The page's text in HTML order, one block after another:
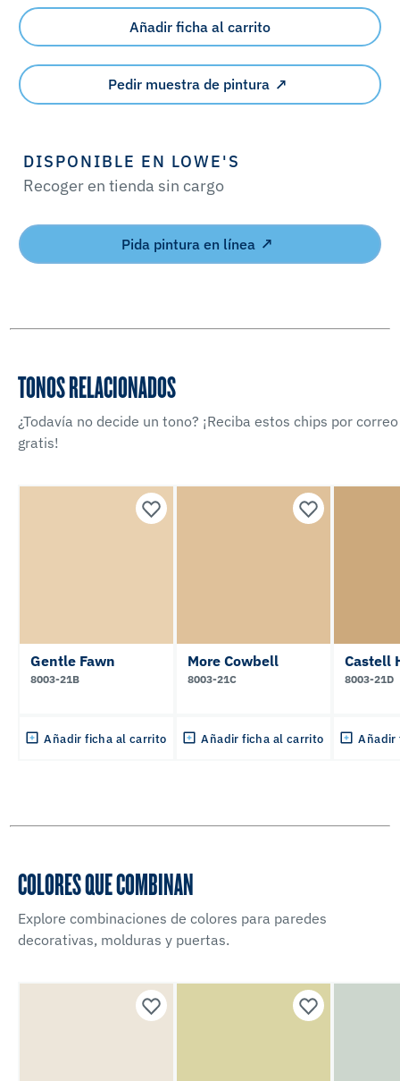
Añadir ficha al carrito
Pedir muestra de pintura
DISPONIBLE EN LOWE'S
Recoger en tienda sin cargo
Pida pintura en línea
TONOS RELACIONADOS
¿Todavía no decide un tono? ¡Reciba estos chips por correo
gratis!
Gentle Fawn
8003-21B
Añadir ficha al carrito
More Cowbell
8003-21C
Añadir ficha al carrito
Castell
8003-21D
Añadir
COLORES QUE COMBINAN
Explore combinaciones de colores para paredes
decorativas, molduras y puertas.